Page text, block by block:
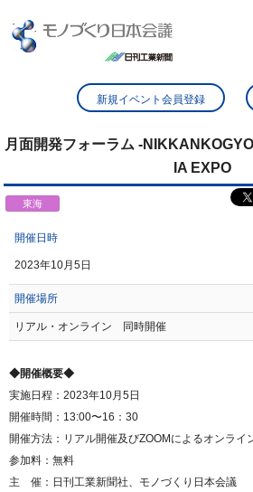
新規イベント会員登録
月面開発フォーラム -
IA EXPO
東海
開催日時
2023年10月5日
開催場所
リアル・オンライン 同時開催
◆開催概要◆
実施日程：2023年10月5日
開催時間：13:00〜16：30
開催方法：リアル開催及びZOOMによるオンライ
参加料：無料
主 催：日刊工業新聞社、モノづくり日本会議